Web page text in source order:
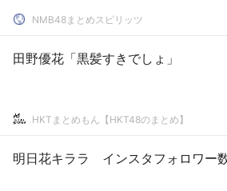
NMB48まとめスピリッツ
田野優花「黒髪すきでしょ」
HKTまとめもん【HKT48のまとめ】
明日花キララ インスタフォロワ